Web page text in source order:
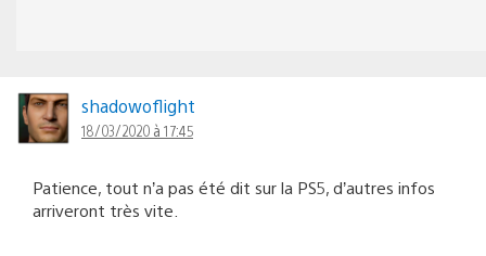
shadowoflight
18/03/2020 à 17:45
Patience, tout n’a pas été dit sur la PS5, d’autres infos
arriveront très vite.